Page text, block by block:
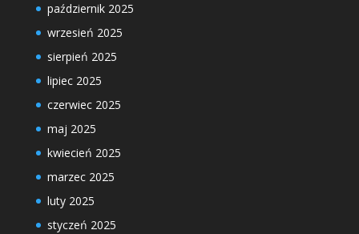
październik 2025
wrzesień 2025
sierpień 2025
lipiec 2025
czerwiec 2025
maj 2025
kwiecień 2025
marzec 2025
luty 2025
styczeń 2025